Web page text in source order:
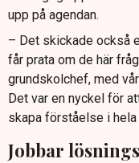
upp på agendan.
– Det skickade också
får prata om de här
grundskolchef, med
Det var en nyckel för
skapa förståelse i hela
Jobbar